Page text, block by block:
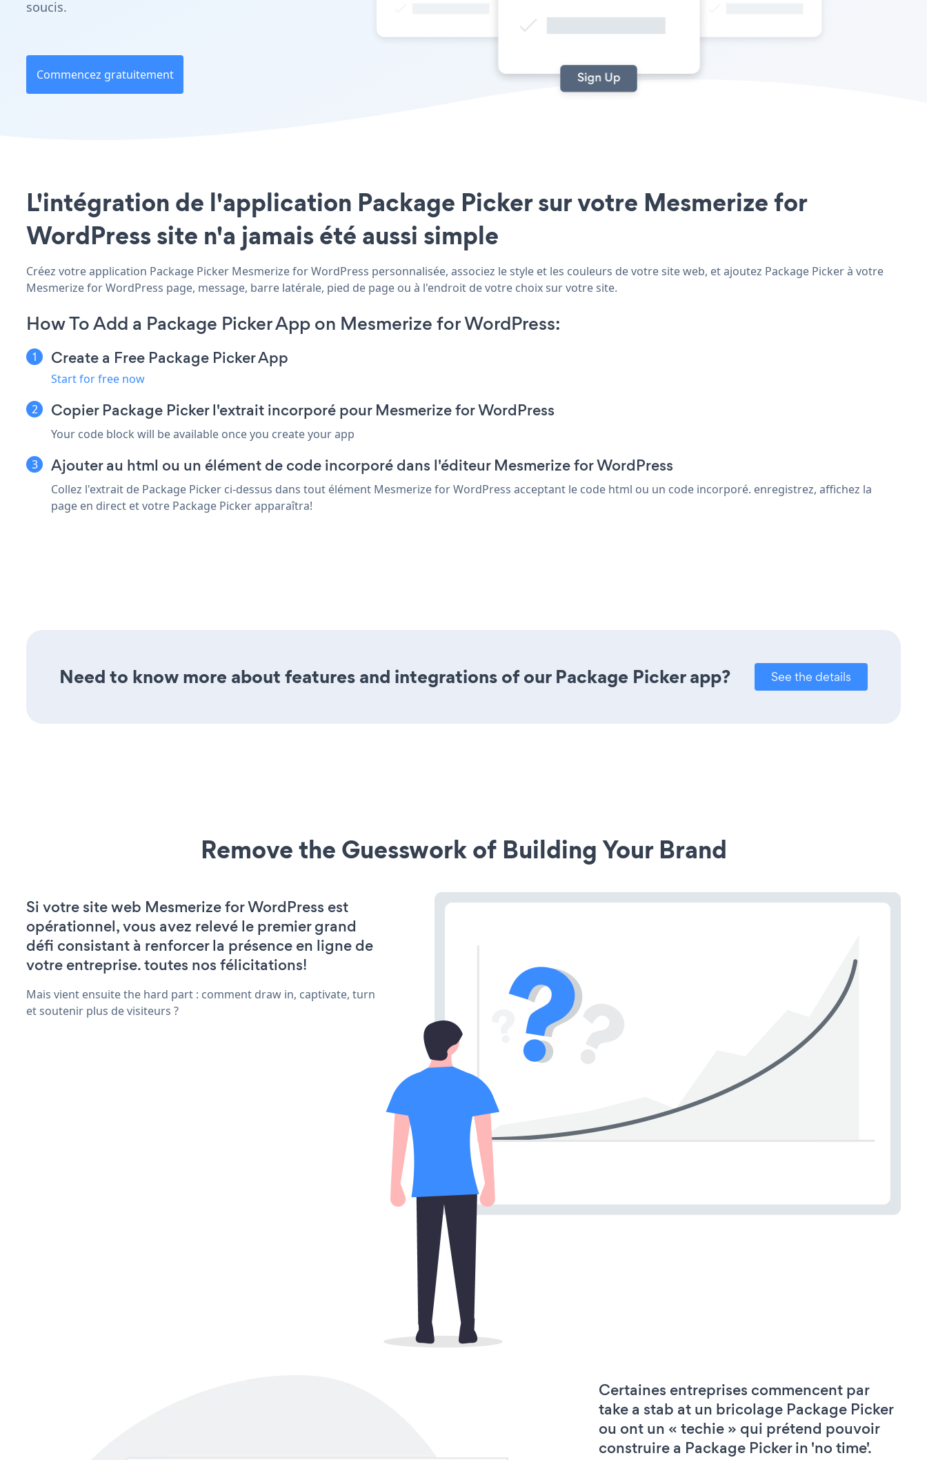
soucis.
Commencez gratuitement
L'intégration de l'application Package Picker sur votre Mesmerize for
WordPress site n'a jamais été aussi simple
Créez votre application Package Picker Mesmerize for WordPress personnalisée, associez le style et les couleurs de votre site web, et ajoutez Package Picker à votre
Mesmerize for WordPress page, message, barre latérale, pied de page ou à l'endroit de votre choix sur votre site.
How To Add a Package Picker App on Mesmerize for WordPress:
Create a Free Package Picker App
Start for free now
Copier Package Picker l'extrait incorporé pour Mesmerize for WordPress
Your code block will be available once you create your app
Ajouter au html ou un élément de code incorporé dans l'éditeur Mesmerize for WordPress
Collez l'extrait de Package Picker ci-dessus dans tout élément Mesmerize for WordPress acceptant le code html ou un code incorporé. enregistrez, affichez la
page en direct et votre Package Picker apparaîtra!
Need to know more about features and integrations of our Package Picker app? See the details
Remove the Guesswork of Building Your Brand
Si votre site web Mesmerize for WordPress est
opérationnel, vous avez relevé le premier grand
défi consistant à renforcer la présence en ligne de
votre entreprise. toutes nos félicitations!
Mais vient ensuite the hard part : comment draw in, captivate, turn
et soutenir plus de visiteurs ?
Certaines entreprises commencent par
take a stab at un bricolage Package Picker
ou ont un « techie » qui prétend pouvoir
construire a Package Picker in 'no time'.